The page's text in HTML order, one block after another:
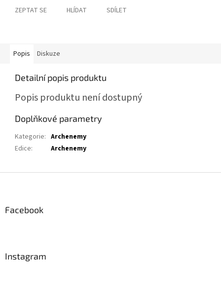
ZEPTAT SE HLÍDAT SDÍLET
Popis Diskuze
Detailní popis produktu
Popis produktu není dostupný
Doplňkové parametry
Kategorie: Archenemy
Edice: Archenemy
Facebook
Instagram